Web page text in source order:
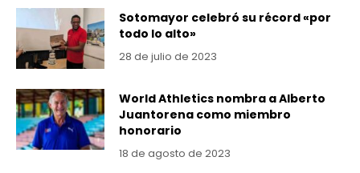
Sotomayor celebró su récord «por
todo lo alto»
28 de julio de 2023
World Athletics nombra a Alberto
Juantorena como miembro
honorario
18 de agosto de 2023